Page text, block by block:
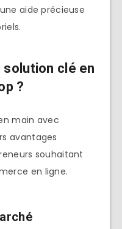
aide précieuse
solution clé en
?
main avec
avantages
souhaitant
en ligne.